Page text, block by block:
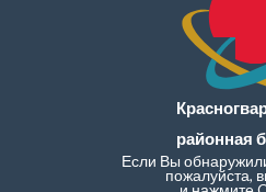
районная
Если Вы
пожалуйста,